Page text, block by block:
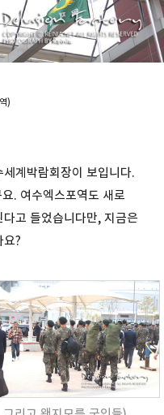
)
계박람회장이 보입니다.
. 여수엑스포역도 새로
고 들었습니다만, 지금은
요?